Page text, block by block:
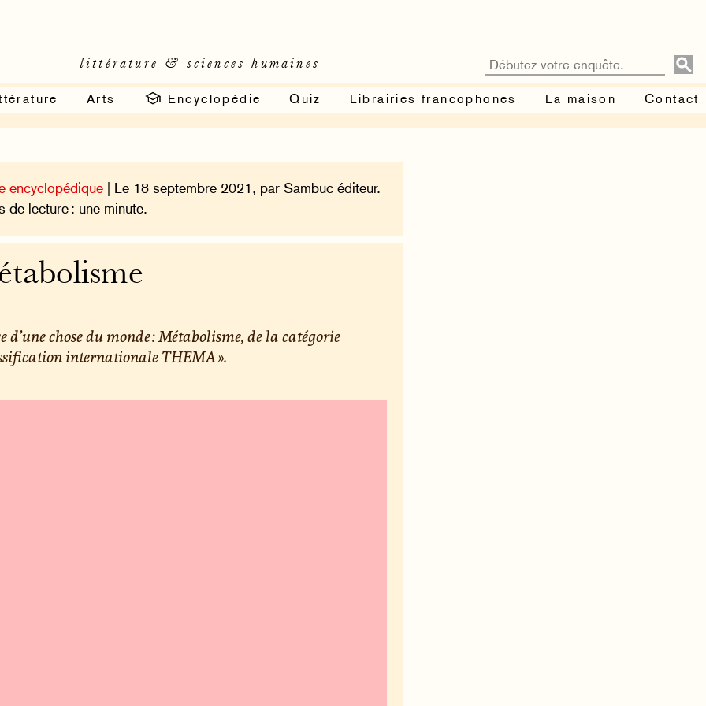
littérature & sciences humaines
Arts Encyclopédie Quiz Librairies francophones La maison Contact
encyclopédique | Le 18 septembre 2021, par Sambuc éditeur.
de lecture : une minute.
d’une chose du monde : Métabolisme, de la catégorie
internationale THEMA ».